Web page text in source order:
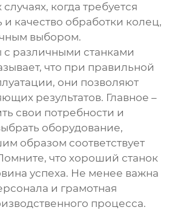
когда требуется
и качество обработки колец,
выбором.
с различными станками
что при правильной
они позволяют
результатов. Главное –
свои потребности и
оборудование,
образом соответствует
что хороший станок
успеха. Не менее важна
и грамотная
процесса.